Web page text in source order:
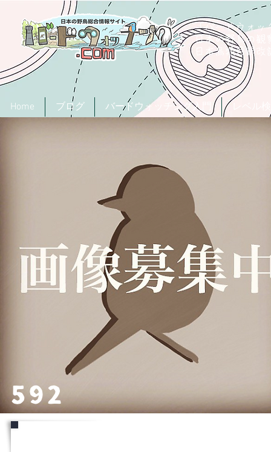
「バードウォッ
日本の野鳥の観
日本鳥類目録
Home ブログ バードウォッチング入門
592